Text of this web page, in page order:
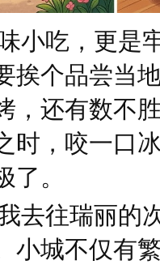
吃，更是
挨个品尝当
，还有数不
时，咬一口
。
往瑞丽的
小城不仅有